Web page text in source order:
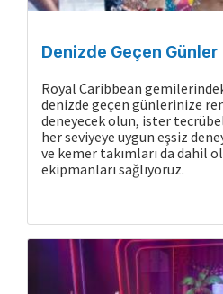
Denizde Geçen Günler
Royal Caribbean
denizde geçen günlerinize
deneyecek olun, ister
her seviyeye uygun eşsiz
ve kemer takımları da dahil
ekipmanları sağlıyoruz.